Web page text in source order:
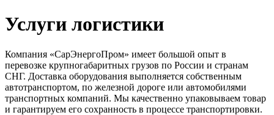
Услуги логистики
Компания «СарЭнергоПром» имеет большой опыт в
перевозке крупногабаритных грузов по России и странам
СНГ. Доставка оборудования выполняется собственным
автотранспортом, по железной дороге или автомобилями
транспортных компаний. Мы качественно упаковываем товар
и гарантируем его сохранность в процессе транспортировки.